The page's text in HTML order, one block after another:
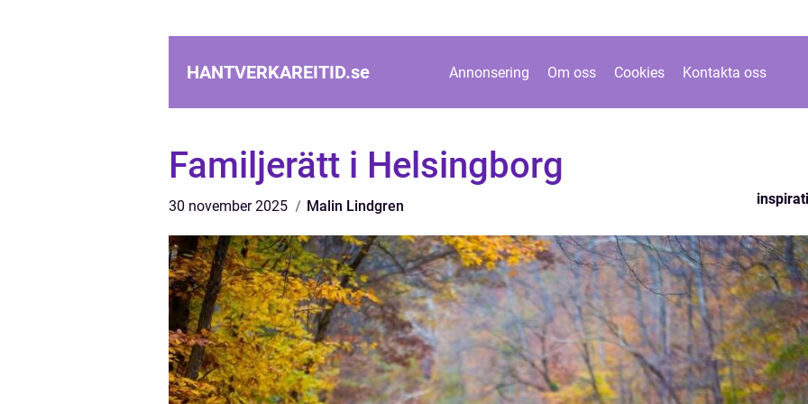
HANTVERKAREITID.se Annonsering Om oss Cookies Kontakta oss
Familjerätt i Helsingborg
30 november 2025 Malin Lindgren